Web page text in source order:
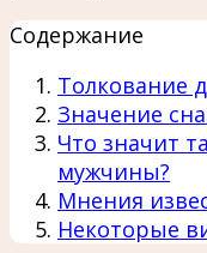
Содержание
Толкование
Значение
Что значит
мужчины?
Мнения
Некоторые